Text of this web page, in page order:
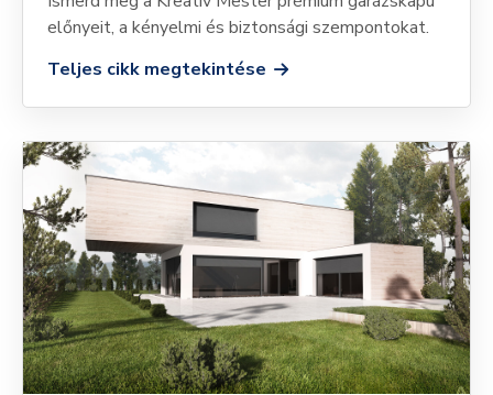
előnyeit, a kényelmi és biztonsági szempontokat.
Teljes cikk megtekintése